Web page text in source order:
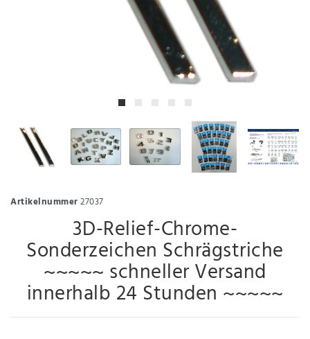
Artikelnummer27037
3D-Relief-Chrome-
Sonderzeichen Schrägstriche
~~~~~ schneller Versand
innerhalb 24 Stunden ~~~~~